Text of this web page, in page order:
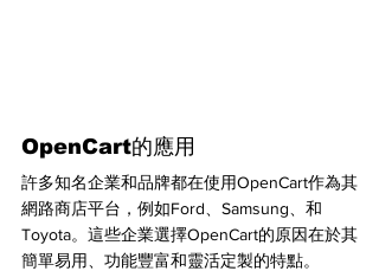
OpenCart的應用
許多知名企業和品牌都在使用OpenCart作為其
網路商店平台，例如Ford、Samsung、和
Toyota。這些企業選擇OpenCart的原因在於其
簡單易用、功能豐富和靈活定製的特點。